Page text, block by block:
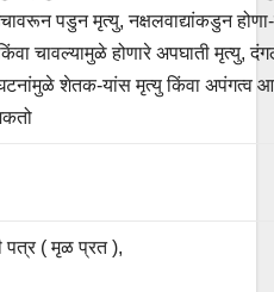
पडुन मृत्यु, नक्षलवाद्यांकडुन
चावल्यामुळे होणारे अपघाती मृत्यु,
घटनांमुळे शेतक-यांस मृत्यु किंवा अपंगत्व
पत्र ( मृळ प्रत ),